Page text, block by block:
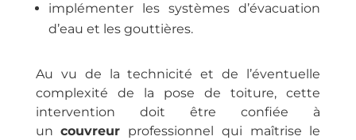
implémenter les systèmes d’évacuation
d’eau et les gouttières.
Au vu de la technicité et de l’éventuelle
complexité de la pose de toiture, cette
intervention doit être confiée à
uncouvreur professionnel qui maîtrise le